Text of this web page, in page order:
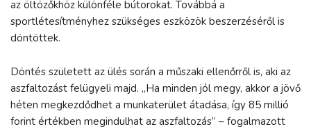
az öltözőkhöz különféle bútorokat. Továbbá a
sportlétesítményhez szükséges eszközök beszerzéséről is
döntöttek.
Döntés született az ülés során a műszaki ellenőrről is, aki az
aszfaltozást felügyeli majd. „Ha minden jól megy, akkor a jövő
héten megkezdődhet a munkaterület átadása, így 85 millió
forint értékben megindulhat az aszfaltozás” – fogalmazott